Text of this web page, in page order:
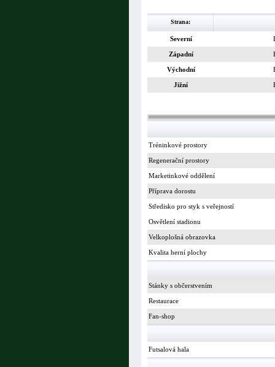
Strana:
Severní
Západní
Východní
Jižní
Tréninkové prostory
Regenerační prostory
Marketinkové oddělení
Příprava dorostu
Středisko pro styk s veřejností
Osvětlení stadionu
Velkoplošná obrazovka
Kvalita herní plochy
Stánky s občerstvením
Restaurace
Fan-shop
Futsalová hala